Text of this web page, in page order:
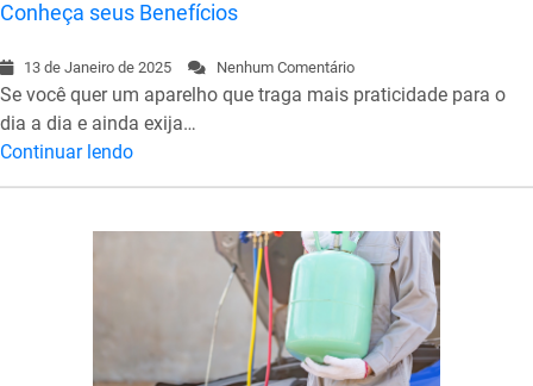
Conheça seus Benefícios
13 de Janeiro de 2025 Nenhum Comentário
Se você quer um aparelho que traga mais praticidade para o
dia a dia e ainda exija…
Continuar lendo